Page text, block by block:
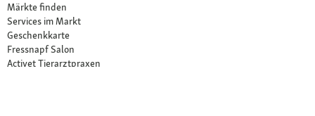
Märkte finden
Services im Markt
Geschenkkarte
Fressnapf Salon
Activet Tierarztpraxen